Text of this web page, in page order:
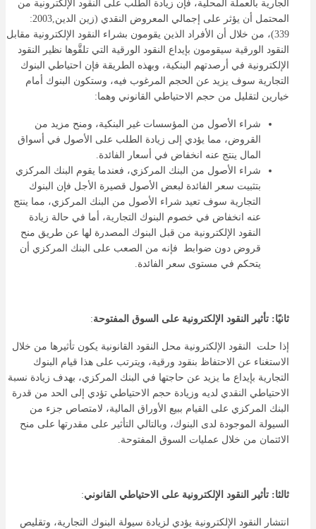
الجارية بالعملة المحلية، فإن زيادة الطلب على النقود الإلكترونية من
المحتمل أن يؤثر على إجمالي المعروض النقدي (زين الدين,2003:
339)، من خلال أن الأفراد الذين يقومون بشراء النقود الإلكترونية مقابل
النقود الورقية سيقومون بإيداع النقود الورقية التي تلقَّوها نظير النقود
الإلكترونية في أرصدتهم البنكية، وبهذه الطريقة فإن احتياطي البنوك
التجارية سوف يزيد عن الحجم المرغوب فيه، وستكون البنوك أمام
خيارين لتقليل من حجم الاحتياطي القانوني وهما:
شراء الأصول من المؤسسات غير البنكية، ومنح مزيد من
القروض، مما يؤدي إلى زيادة الطلب على الأصول في أسواق
المال ينتج عنه انخفاض في أسعار الفائدة.
شراء الأصول من البنك المركزي، فعندما يقوم البنك المركزي
بتثبيت سعر الفائدة لبعض الأصول قصيرة الأجل فإن البنوك
التجارية سوف تعيد شراء الأصول من البنك المركزي، مما ينتج
عنه انخفاض في خصوم البنوك التجارية، أما في حالة زيادة
النقود الإلكترونية من قبل البنوك المصدرة لها عن طريق منح
قروض دون ضوابط فإنه من الصعب على البنك المركزي أن
يتحكم في مستوى سعر الفائدة.
ثانيًا: تأثير النقود الإلكترونية على السوق المفتوحة:
إذا حلت النقود الإلكترونية محل النقود القانونية يكون تأثيرها من خلال
الاستغناء عن الاحتفاظ بنقود ورقية، ويترتب على هذا قيام البنوك
التجارية بإيداع ما يزيد عن حاجتها في البنك المركزي، بهدف زيادة نسبة
الاحتياطي النقدي لديه وزيادة حجم الاحتياطي تؤدي إلى الحد من قدرة
البنك المركزي على القيام ببيع الأوراق المالية، لامتصاص جزء من
السيولة الموجودة لدى البنوك، وبالتالي التأثير على مقدرتها على منح
الائتمان من خلال عمليات السوق المفتوحة.
ثالثا: تأثير النقود الإلكترونية على الاحتياطي القانوني:
انتشار النقود الإلكترونية يؤدي لزيادة سيولة البنوك التجارية، وتقليص